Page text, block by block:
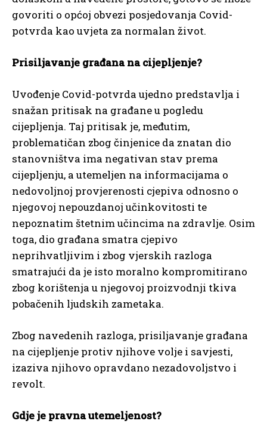
govoriti o općoj obvezi posjedovanja Covid-
potvrda kao uvjeta za normalan život.
Prisiljavanje građana na cijepljenje?
Uvođenje Covid-potvrda ujedno predstavlja i
snažan pritisak na građane u pogledu
cijepljenja. Taj pritisak je, međutim,
problematičan zbog činjenice da znatan dio
stanovništva ima negativan stav prema
cijepljenju, a utemeljen na informacijama o
nedovoljnoj provjerenosti cjepiva odnosno o
njegovoj nepouzdanoj učinkovitosti te
nepoznatim štetnim učincima na zdravlje. Osim
toga, dio građana smatra cjepivo
neprihvatljivim i zbog vjerskih razloga
smatrajući da je isto moralno kompromitirano
zbog korištenja u njegovoj proizvodnji tkiva
pobačenih ljudskih zametaka.
Zbog navedenih razloga, prisiljavanje građana
na cijepljenje protiv njihove volje i savjesti,
izaziva njihovo opravdano nezadovoljstvo i
revolt.
Gdje je pravna utemeljenost?